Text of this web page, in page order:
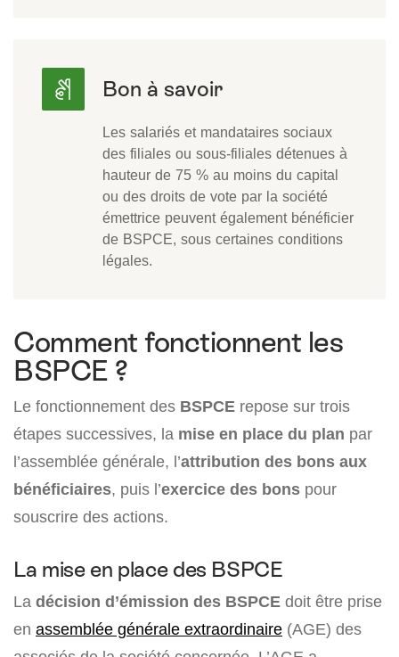
Les salariés et mandataires sociaux
des filiales ou sous-filiales détenues à
hauteur de 75 % au moins du capital
ou des droits de vote par la société
émettrice peuvent également bénéficier
de BSPCE, sous certaines conditions
légales.
Comment fonctionnent les
BSPCE ?
Le fonctionnement des BSPCE repose sur trois
étapes successives, la mise en place du plan par
l’assemblée générale, l’attribution des bons aux
bénéficiaires, puis l’exercice des bons pour
souscrire des actions.
La mise en place des BSPCE
La décision d’émission des BSPCE doit être prise
en assemblée générale extraordinaire (AGE) des